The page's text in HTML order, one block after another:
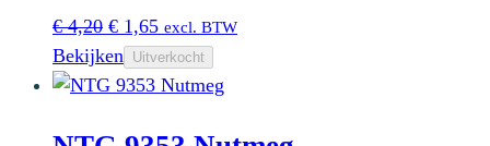
€4,20 Oorspronkelijke
prijs
was:
€ 1,65Huidige
prijs
is:
excl. BTW
Bekijken Uitverkocht